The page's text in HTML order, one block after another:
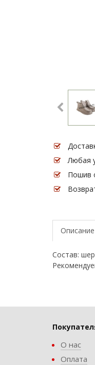
Любая
Пошив
Описание
Состав:
О нас
Оплата